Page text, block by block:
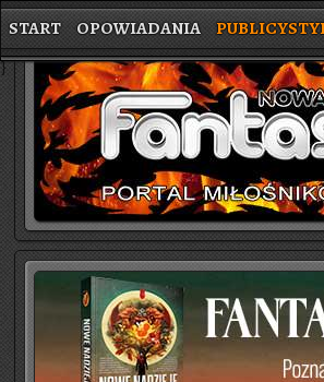
START OPOWIADANIA
}